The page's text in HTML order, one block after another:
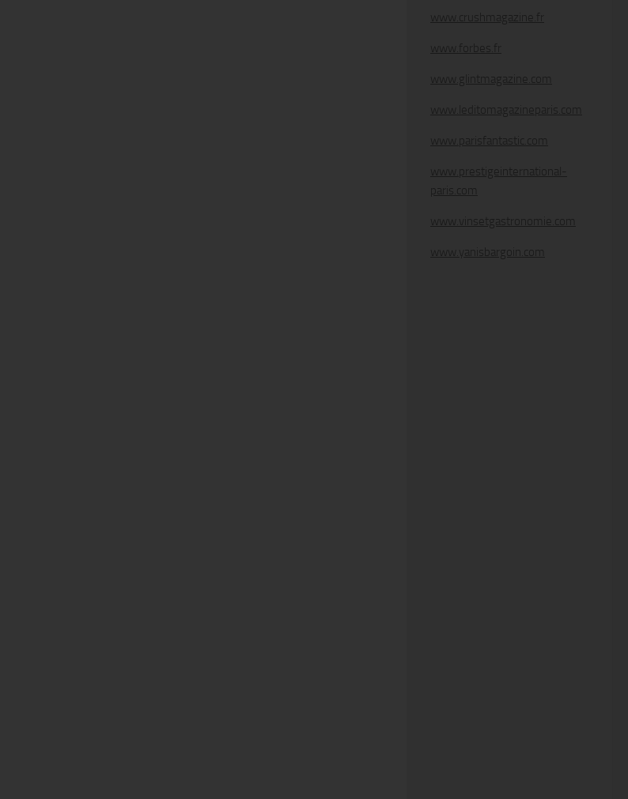
www.crushmagazine.fr
www.forbes.fr
www.glintmagazine.com
www.leditomagazineparis.com
www.parisfantastic.com
www.prestigeinternational-
paris.com
www.vinsetgastronomie.com
www.yanisbargoin.com